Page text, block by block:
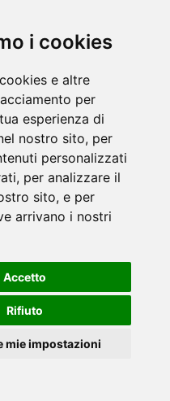
i cookies
e altre
per
esperienza di
nostro sito, per
personalizzati
per analizzare il
sito, e per
arrivano i nostri
Accetto
Rifiuto
mie impostazioni
con questi
Torino
con questi